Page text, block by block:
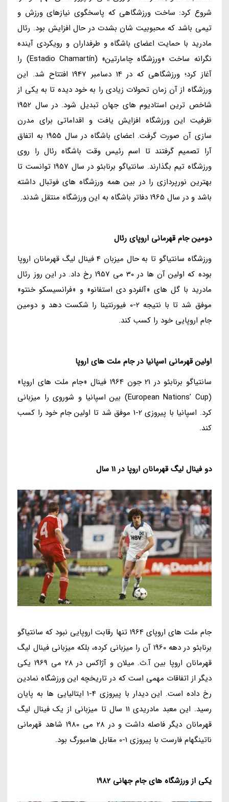
شروع کرد: ساخت ورزشگاهی که پاسخگوی نیازهای ورزش و
تیمی باشد که محبوبیت شان بشدت در حال افزایش بود. رئال
مادرید با حمایت اعضای باشگاه و طرفداران و رویکردی آینده
نگرانه ساخت «ورزشگاه چامارتین» (Estadio Chamartín) را
آغاز کرد؛ ورزشگاهی که در 14 دسامبر 1947 افتتاح شد. این
ورزشگاه از آن زمان تحولات زیادی را به خود دیده تا به یکی از
شاخص ترین استادیوم های جهان تبدیل شود. در سال 1952
ظرفیت این ورزشگاه افزایش یافت و اقداماتی برای مدرن
سازی آن صورت گرفت. اعضای باشگاه در سال 1955 به اتفاق
آرا تصمیم گرفتند تا اسم رئیس وقت باشگاه رئال را روی
ورزشگاه تیم بگذارند. سانتیاگو برنابئو در سال 1957 توانست تا
بهترین نورپردازی را در بین همه ورزشگاه های فوتبال داشته
باشد و در سال 1965 دفاتر باشگاه به این ورزشگاه منتقل شدند.
دومین جام قهرمانی اروپای رئال
ورزشگاه سانتیاگو تا به حال میزبان 4 فینال لیگ قهرمانان اروپا
بوده که اولین آن ها در 30 می 1957 رخ داد. در این روز رئال
مادرید با گل های «آلفردو دی استفانو» و «فرانسیسکو خنتو»
موفق شد تا با نتیجه 2-0 فیورنتینا را شکست دهد و دومین
جام اروپایی خود را کسب کند.
اولین قهرمانی اسپانیا در جام ملت های اروپا
سانتیاگو برنابئو در 21 جون 1964 فینال «جام ملت های اروپا»
(European Nations’ Cup) بین اسپانیا و شوروی را میزبانی
کرد. اسپانیا با پیروزی 2-1 موفق شد تا اولین جام خود را کسب
کند.
دو فینال لیگ قهرمانان اروپا در 11 سال
جام ملت های اروپای 1964 تنها رقابت اروپایی نبود که سانتیاگو
برنابئو در دهه 1960 آن را میزبانی کرده، بلکه میزبانی فینال لیگ
قهرمانان اروپا بین آ.ث. میلان و آژاکس در 28 می 1969 یکی
دیگر از اتفاقات مهمی است که در تاریخچه این ورزشگاه نمادین
رخ داده است. این دیدار با پیروزی 4-1 ایتالیایی ها به پایان
رسید. این معبد مادریدی 11 سال تا میزبانی از یک فینال لیگ
قهرمانان دیگر فاصله داشت و در 28 می 1980 شاهد قهرمانی
ناتینگهام فارست با پیروزی 1-0 مقابل هامبورگ بود.
یکی از ورزشگاه های جام جهانی 1982